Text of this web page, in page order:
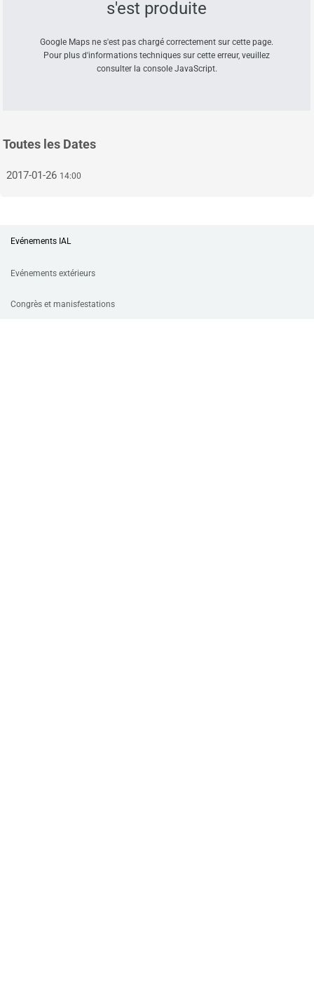
s'est produite
Google Maps ne s'est pas chargé correctement sur cette page.
Pour plus d'informations techniques sur cette erreur, veuillez
consulter la console JavaScript.
Toutes les Dates
2017-01-26 14:00
Evénements IAL
Evénements extérieurs
Congrès et manisfestations